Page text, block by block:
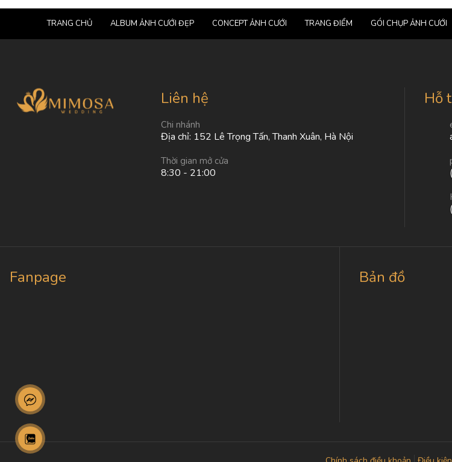
TRANG CHỦ ALBUM ẢNH CƯỚI ĐẸP CONCEPT ẢNH CƯỚI TRANG ĐIỂM GÓI CHỤP ẢNH CƯỚI
Liên hệ
Chi nhánh
Địa chỉ: 152 Lê Trọng Tấn, Thanh Xuân, Hà Nội
Thời gian mở cửa
8:30 - 21:00
Hỗ
Fanpage Bản đồ